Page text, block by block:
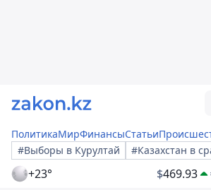
ПолитикаМирФинансыСтатьи
#Выборы в Курултай
#Казахстан в
+23° $469.93